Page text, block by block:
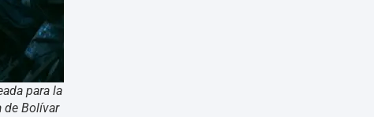
para la
de Bolívar